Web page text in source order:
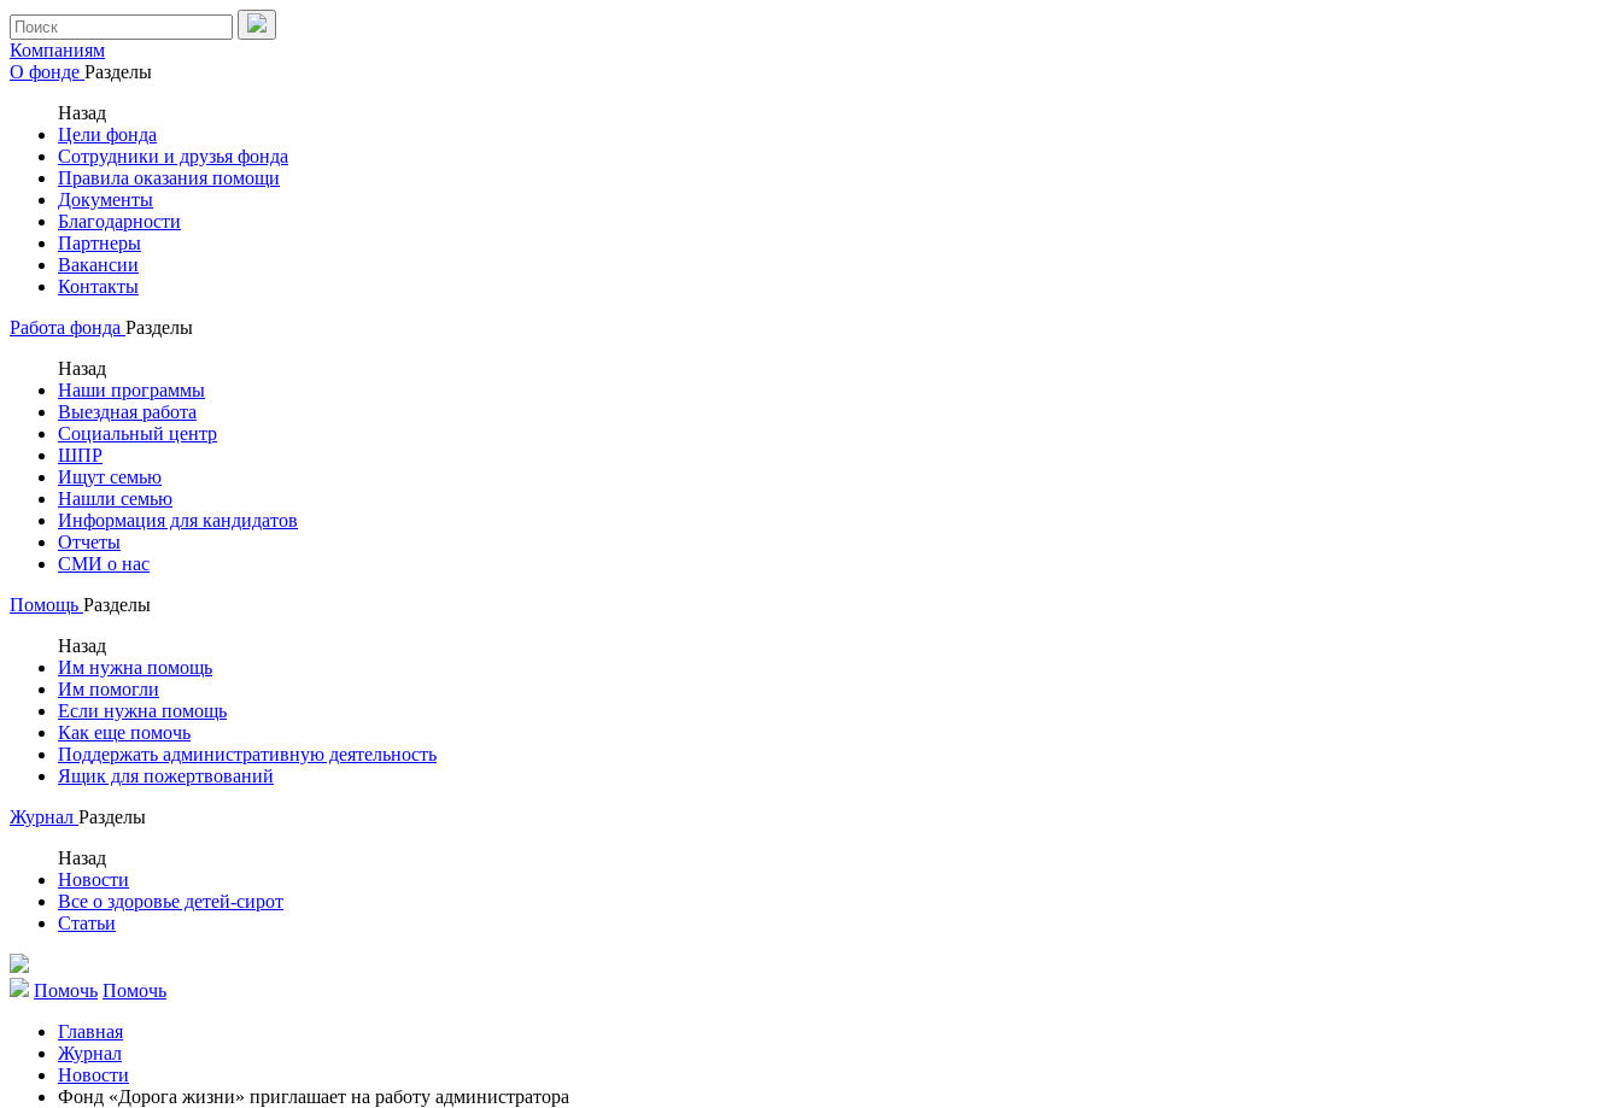
Компаниям
О фонде Разделы
Назад
Цели фонда
Сотрудники и друзья фонда
Правила оказания помощи
Документы
Благодарности
Партнеры
Вакансии
Контакты
Работа фонда Разделы
Назад
Наши программы
Выездная работа
Социальный центр
ШПР
Ищут семью
Нашли семью
Информация для кандидатов
Отчеты
СМИ о нас
Помощь Разделы
Назад
Им нужна помощь
Им помогли
Если нужна помощь
Как еще помочь
Поддержать административную деятельность
Ящик для пожертвований
Журнал Разделы
Назад
Новости
Все о здоровье детей-сирот
Статьи
Помочь Помочь
Главная
Журнал
Новости
Фонд «Дорога жизни» приглашает на работу администратора